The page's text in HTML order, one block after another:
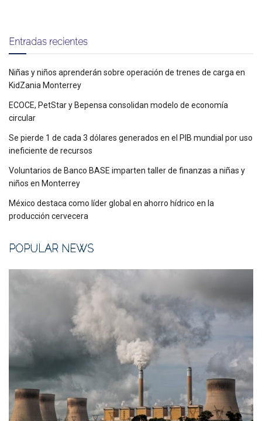
Entradas recientes
Niñas y niños aprenderán sobre operación de trenes de carga en
KidZania Monterrey
ECOCE, PetStar y Bepensa consolidan modelo de economía
circular
Se pierde 1 de cada 3 dólares generados en el PIB mundial por uso
ineficiente de recursos
Voluntarios de Banco BASE imparten taller de finanzas a niñas y
niños en Monterrey
México destaca como líder global en ahorro hídrico en la
producción cervecera
POPULAR NEWS